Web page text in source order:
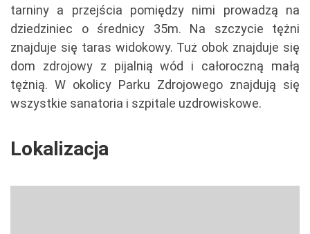
tarniny a przejścia pomiędzy nimi prowadzą na
dziedziniec o średnicy 35m. Na szczycie tężni
znajduje się taras widokowy. Tuż obok znajduje się
dom zdrojowy z pijalnią wód i całoroczną małą
tężnią. W okolicy Parku Zdrojowego znajdują się
wszystkie sanatoria i szpitale uzdrowiskowe.
Lokalizacja